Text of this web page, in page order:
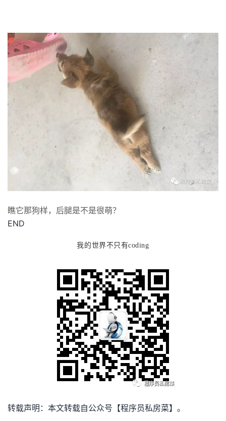
瞧它那狗样，后腿是不是很萌？
END
我的世界不只有coding
转载声明：本文转载自公众号【程序员私房菜】。